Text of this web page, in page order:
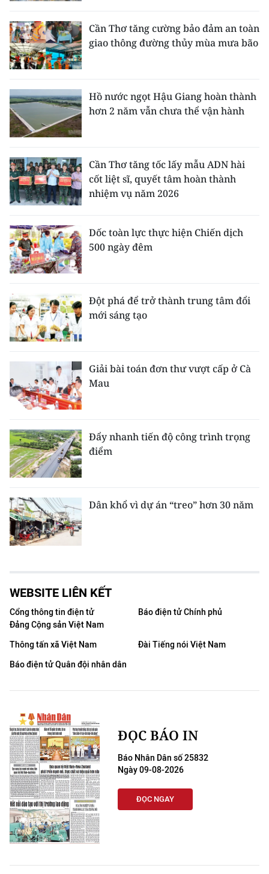
Cần Thơ tăng cường bảo đảm an toàn
giao thông đường thủy mùa mưa bão
Hồ nước ngọt Hậu Giang hoàn thành
hơn 2 năm vẫn chưa thể vận hành
Cần Thơ tăng tốc lấy mẫu ADN hài
cốt liệt sĩ, quyết tâm hoàn thành
nhiệm vụ năm 2026
Dốc toàn lực thực hiện Chiến dịch
500 ngày đêm
Đột phá để trở thành trung tâm đổi
mới sáng tạo
Giải bài toán đơn thư vượt cấp ở Cà
Mau
Đẩy nhanh tiến độ công trình trọng
điểm
Dân khổ vì dự án “treo” hơn 30 năm
WEBSITE LIÊN KẾT
Cổng thông tin điện tử
Đảng Cộng sản Việt Nam
Báo điện tử Chính phủ
Thông tấn xã Việt Nam
Đài Tiếng nói Việt Nam
Báo điện tử Quân đội nhân dân
ĐỌC BÁO IN
Báo Nhân Dân số 25832
Ngày 09-08-2026
ĐỌC NGAY